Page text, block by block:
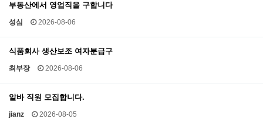
부동산에서 영업직을 구합니다
성심 2026-08-06
식품회사 생산보조 여자분급구
최부장 2026-08-06
알바 직원 모집합니다.
jianz 2026-08-05